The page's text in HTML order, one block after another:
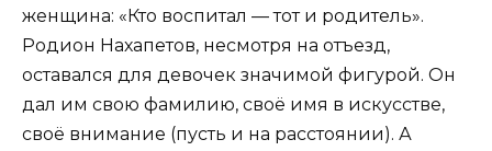
женщина: «Кто воспитал — тот и родитель».
Родион Нахапетов, несмотря на отъезд,
оставался для девочек значимой фигурой. Он
дал им свою фамилию, своё имя в искусстве,
своё внимание (пусть и на расстоянии). А